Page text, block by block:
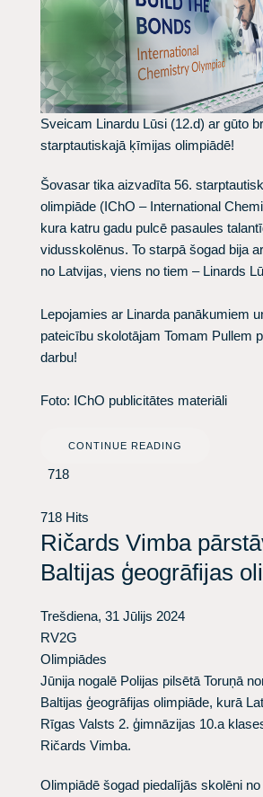
Sveicam Linardu Lūsi (12.d) ar gūto
starptautiskajā ķīmijas olimpiādē!
Šovasar tika aizvadīta 56.
olimpiāde (IChO – International
kura katru gadu pulcē pasaules
vidusskolēnus. To starpā šogad bija
no Latvijas, viens no tiem – Linards
Lepojamies ar Linarda panākumiem
pateicību skolotājam Tomam Pullem
darbu!
Foto: IChO publicitātes materiāli
CONTINUE READING
718
718 Hits
Ričards Vimba
Baltijas ģeogrāfijas
Trešdiena, 31 Jūlijs 2024
RV2G
Olimpiādes
Jūnija nogalē Polijas pilsētā Toruņā
Baltijas ģeogrāfijas olimpiāde, kurā
Rīgas Valsts 2. ģimnāzijas 10.a
Ričards Vimba.
Olimpiādē šogad piedalījās skolēni